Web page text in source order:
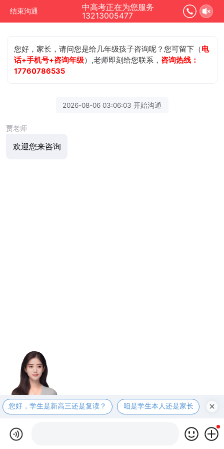
结束沟通
中高考正在为您服务
13213005477
您好，家长，请问您是给几年级孩子咨询呢？您可留下（电
话+手机号+咨询年级）,老师即刻给您联系， 咨询热线：
17760786535
2026-08-06 03:06:03 开始沟通
贾老师
欢迎您来咨询
您好，学生是新高三还是复读？ 咱是学生本人还是家长 咱